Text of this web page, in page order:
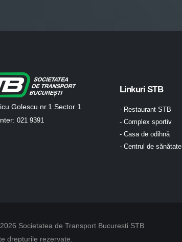
Golescu nr.1 Sector 1
021 9391
Linkuri STB
- Restaurant STB
- Complex sportiv
- Casa de odihnă
- Centrul de sănătate
Societatea de Transport Bucuresti STB
drepturile rezervate.